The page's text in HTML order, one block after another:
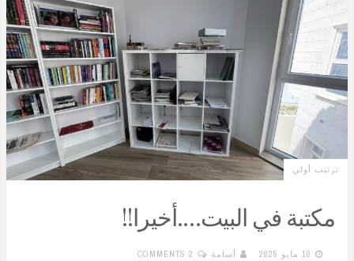
ترتيب أولي
مكتبة في البيت….أخيرا!!
10 مايو 2025 أسامة 2 COMMENTS